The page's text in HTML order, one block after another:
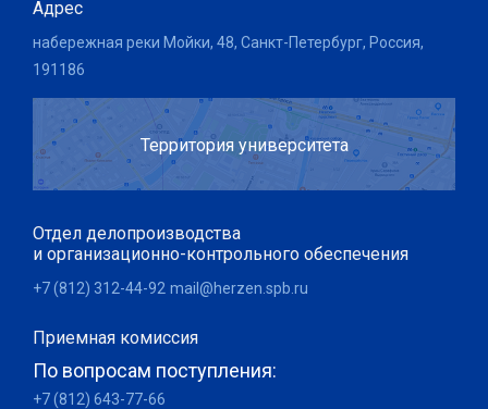
Адрес
набережная реки Мойки, 48, Санкт-Петербург, Россия,
191186
Территория университета
Отдел делопроизводства
и организационно-контрольного обеспечения
+7 (812) 312-44-92 mail@herzen.spb.ru
Приемная комиссия
По вопросам поступления:
+7 (812) 643-77-66